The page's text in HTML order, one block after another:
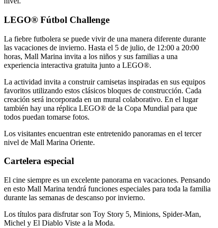
LEGO® Fútbol Challenge
La fiebre futbolera se puede vivir de una manera diferente durante
las vacaciones de invierno. Hasta el 5 de julio, de 12:00 a 20:00
horas, Mall Marina invita a los niños y sus familias a una
experiencia interactiva gratuita junto a LEGO®.
La actividad invita a construir camisetas inspiradas en sus equipos
favoritos utilizando estos clásicos bloques de construcción. Cada
creación será incorporada en un mural colaborativo. En el lugar
también hay una réplica LEGO® de la Copa Mundial para que
todos puedan tomarse fotos.
Los visitantes encuentran este entretenido panoramas en el tercer
nivel de Mall Marina Oriente.
Cartelera especial
El cine siempre es un excelente panorama en vacaciones. Pensando
en esto Mall Marina tendrá funciones especiales para toda la familia
durante las semanas de descanso por invierno.
Los títulos para disfrutar son Toy Story 5, Minions, Spider-Man,
Michel y El Diablo Viste a la Moda.